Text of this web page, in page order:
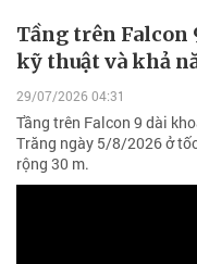
Tầng trên Falcon
kỹ thuật và khả
29/07/2026 04:31
Tầng trên Falcon 9 dài
Trăng ngày 5/8/2026 ở
rộng 30 m.